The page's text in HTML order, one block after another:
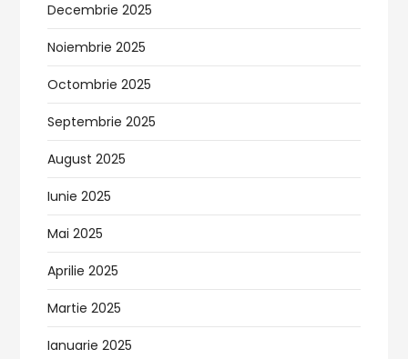
Decembrie 2025
Noiembrie 2025
Octombrie 2025
Septembrie 2025
August 2025
Iunie 2025
Mai 2025
Aprilie 2025
Martie 2025
Ianuarie 2025